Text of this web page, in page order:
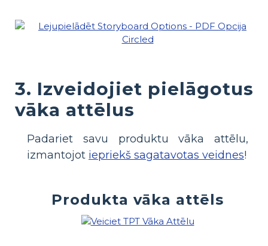
3. Izveidojiet pielāgotus
vāka attēlus
Padariet savu produktu vāka attēlu,
izmantojot iepriekš sagatavotas veidnes!
Produkta vāka attēls